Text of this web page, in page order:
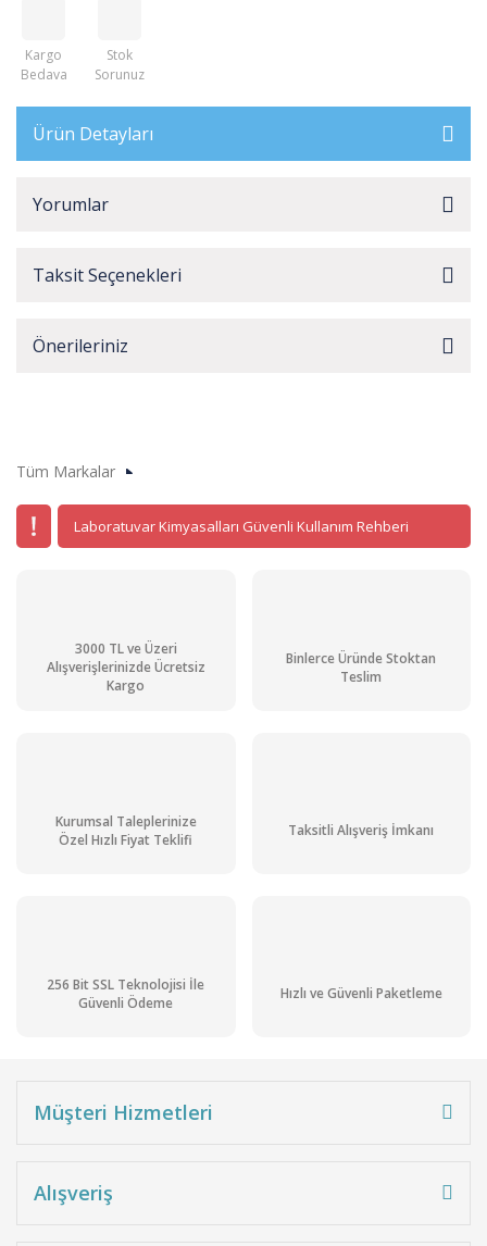
Kargo
Bedava
Stok
Sorunuz
Ürün Detayları
Yorumlar
Taksit Seçenekleri
Önerileriniz
Tüm Markalar
Laboratuvar Kimyasalları Güvenli Kullanım Rehberi
3000 TL ve Üzeri
Alışverişlerinizde Ücretsiz
Kargo
Binlerce Üründe Stoktan
Teslim
Kurumsal Taleplerinize
Özel Hızlı Fiyat Teklifi
Taksitli Alışveriş İmkanı
256 Bit SSL Teknolojisi İle
Güvenli Ödeme
Hızlı ve Güvenli Paketleme
Müşteri Hizmetleri
Alışveriş